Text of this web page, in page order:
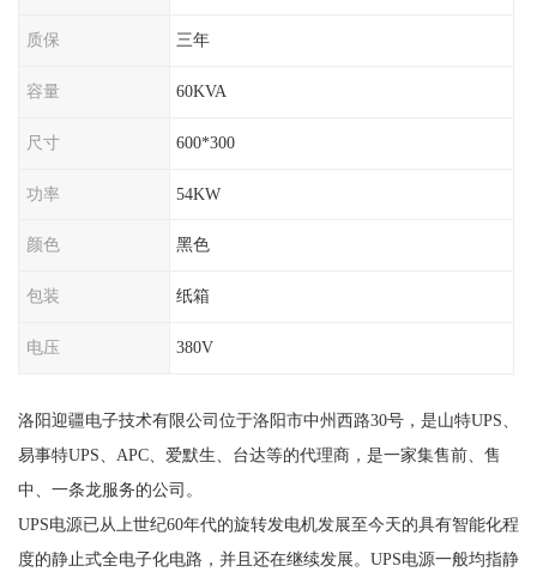
质保 三年
容量 60KVA
尺寸 600*300
功率 54KW
颜色 黑色
包装 纸箱
电压 380V
洛阳迎疆电子技术有限公司位于洛阳市中州西路30号，是山特UPS、
易事特UPS、APC、爱默生、台达等的代理商，是一家集售前、售
中、一条龙服务的公司。
UPS电源已从上世纪60年代的旋转发电机发展至今天的具有智能化程
度的静止式全电子化电路，并且还在继续发展。UPS电源一般均指静